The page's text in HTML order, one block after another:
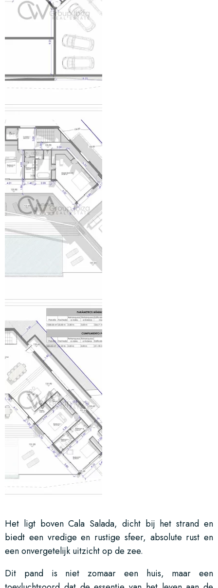
Het ligt boven Cala Salada, dicht bij het strand en
biedt een vredige en rustige sfeer, absolute rust en
een onvergetelijk uitzicht op de zee.
Dit pand is niet zomaar een huis, maar een